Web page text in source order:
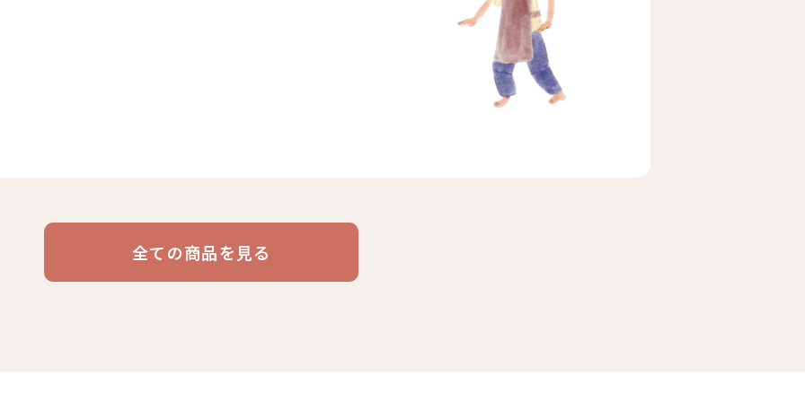
コーヒー豆・粉 コーヒー生豆
エチオピア コスタリカ コロンビア
全ての商品を見る